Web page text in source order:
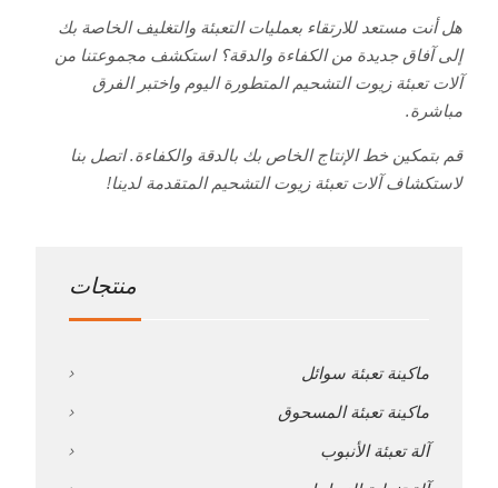
هل أنت مستعد للارتقاء بعمليات التعبئة والتغليف الخاصة بك
إلى آفاق جديدة من الكفاءة والدقة؟ استكشف مجموعتنا من
آلات تعبئة زيوت التشحيم المتطورة اليوم واختبر الفرق
مباشرة.
قم بتمكين خط الإنتاج الخاص بك بالدقة والكفاءة. اتصل بنا
لاستكشاف آلات تعبئة زيوت التشحيم المتقدمة لدينا!
منتجات
ماكينة تعبئة سوائل
ماكينة تعبئة المسحوق
آلة تعبئة الأنبوب